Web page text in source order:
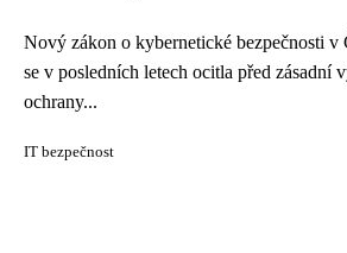
Nový zákon o kybernetické bezpečnosti v
se v posledních letech ocitla před zásadní
ochrany...
IT bezpečnost